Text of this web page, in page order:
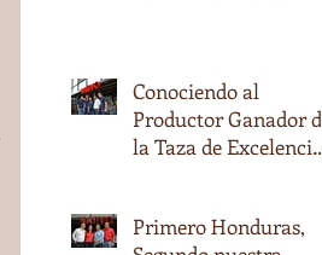
Conociendo al
Productor Ganador de
la Taza de Excelencia
Primero Honduras,